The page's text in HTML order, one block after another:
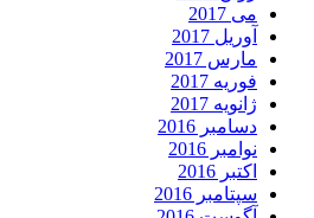
می 2017
آوریل 2017
مارس 2017
فوریه 2017
ژانویه 2017
دسامبر 2016
نوامبر 2016
اکتبر 2016
سپتامبر 2016